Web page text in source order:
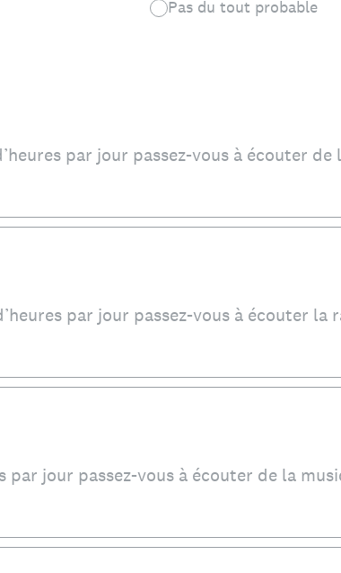
Pas du tout probable
par jour passez-vous à écouter
par jour passez-vous à écouter la
par jour passez-vous à écouter de la